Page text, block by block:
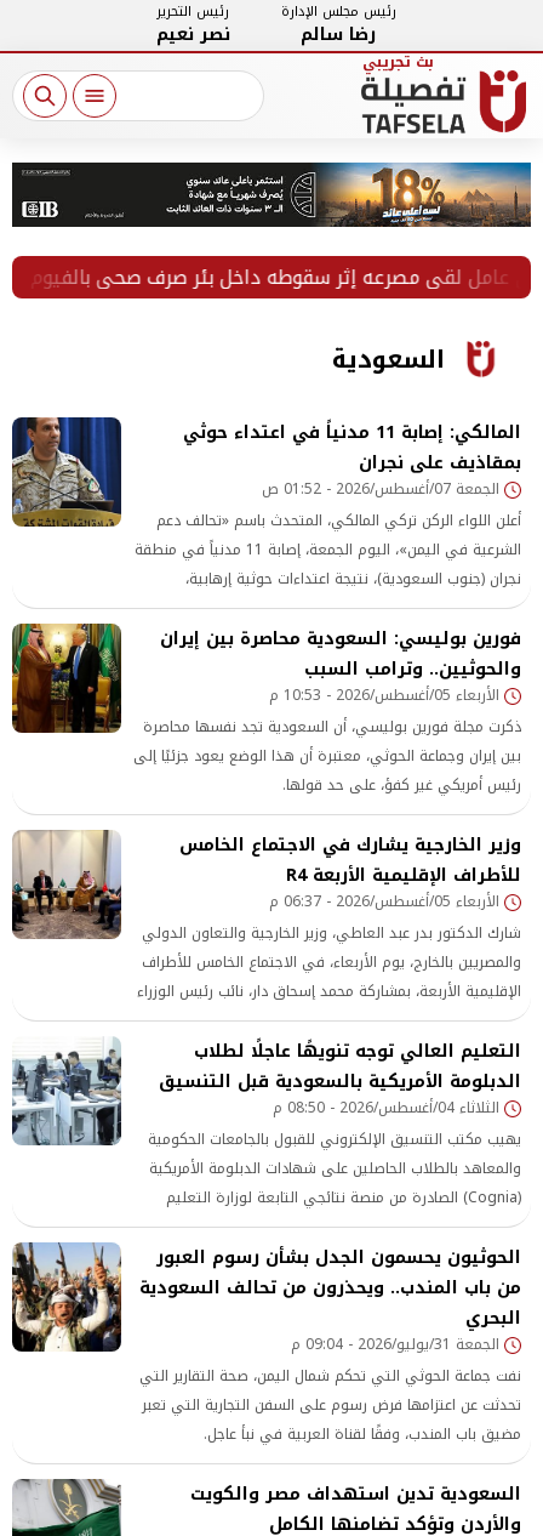
رئيس مجلس الإدارة
رضا سالم
رئيس التحرير
نصر نعيم
مصرعه إثر سقوطه داخل بئر صرف صحي بالفيوم
السعودية
المالكي: إصابة 11 مدنياً في اعتداء حوثي
بمقاذيف على نجران
الجمعة 07/أغسطس/2026 - 01:52 ص
أعلن اللواء الركن تركي المالكي، المتحدث باسم «تحالف دعم
الشرعية في اليمن»، اليوم الجمعة، إصابة 11 مدنياً في منطقة
نجران (جنوب السعودية)، نتيجة اعتداءات حوثية إرهابية،
الخميس.
فورين بوليسي: السعودية محاصرة بين إيران
والحوثيين.. وترامب السبب
الأربعاء 05/أغسطس/2026 - 10:53 م
ذكرت مجلة فورين بوليسي، أن السعودية تجد نفسها محاصرة
بين إيران وجماعة الحوثي، معتبرة أن هذا الوضع يعود جزئيًا إلى
رئيس أمريكي غير كفؤ، على حد قولها.
وزير الخارجية يشارك في الاجتماع الخامس
للأطراف الإقليمية الأربعة R4
الأربعاء 05/أغسطس/2026 - 06:37 م
شارك الدكتور بدر عبد العاطي، وزير الخارجية والتعاون الدولي
والمصريين بالخارج، يوم الأربعاء، في الاجتماع الخامس للأطراف
الإقليمية الأربعة، بمشاركة محمد إسحاق دار، نائب رئيس الوزراء
ووزير خارجية جمهورية باكستان الإسلامية، والسيد هاكان
فيدان، وزير خارجية الجمهورية التركية، و الأمير فيصل بن فرحان
آل سعود،
التعليم العالي توجه تنويهًا عاجلًا لطلاب
الدبلومة الأمريكية بالسعودية قبل التنسيق
الثلاثاء 04/أغسطس/2026 - 08:50 م
يهيب مكتب التنسيق الإلكتروني للقبول بالجامعات الحكومية
والمعاهد بالطلاب الحاصلين على شهادات الدبلومة الأمريكية
(Cognia) الصادرة من منصة نتائجي التابعة لوزارة التعليم
بالمملكة العربية السعودية، ضرورة مراجعة بيانات الشهادات
قبل اعتمادها وتصديقها من الجهات المختصة، وقبل تقديمها
لمكتب التنسيق، وذلك في ضوء ما تبين من وجود اختلافات بين
الشهادات المقدمة لمكتب التنسيق فيما يتعلق بالدرجة
الموزونة لبعض ال
الحوثيون يحسمون الجدل بشأن رسوم العبور
من باب المندب.. ويحذرون من تحالف السعودية
البحري
الجمعة 31/يوليو/2026 - 09:04 م
نفت جماعة الحوثي التي تحكم شمال اليمن، صحة التقارير التي
تحدثت عن اعتزامها فرض رسوم على السفن التجارية التي تعبر
مضيق باب المندب، وفقًا لقناة العربية في نبأ عاجل.
السعودية تدين استهداف مصر والكويت
والأردن وتؤكد تضامنها الكامل